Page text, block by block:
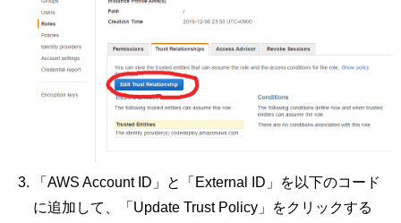
「AWS Account ID」と「External ID」を以下のコード
に追加して、「Update Trust Policy」をクリックする